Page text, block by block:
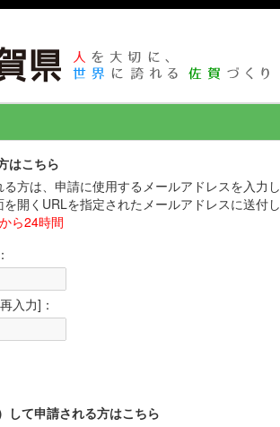
はこちら
方は、申請に使用するメールアドレスを入力
開くURLを指定されたメールアドレスに送付し
ら24時間
入力]：
して申請される方はこちら